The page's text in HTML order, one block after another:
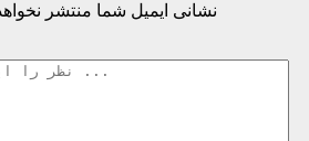
نشانی ایمیل شما منتشر